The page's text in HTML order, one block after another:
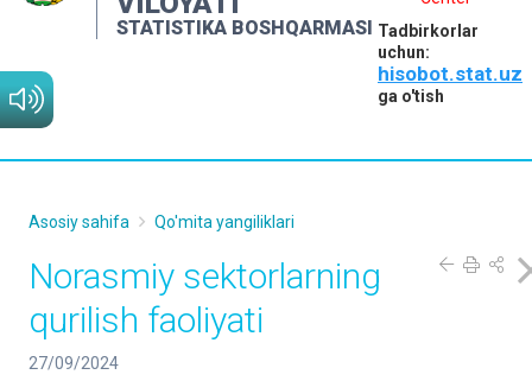
STATISTIKA BOSHQARMASI Tadbirkorlar
uchun:
hisobot.stat.uz
ga o'tish
MUROJAATLAR
Asosiy sahifa Qo'mita yangiliklari
Norasmiy sektorlarning
qurilish faoliyati
27/09/2024